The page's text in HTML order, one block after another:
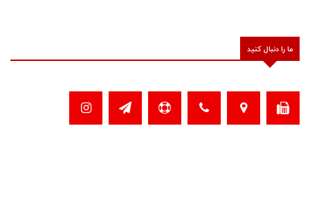
ما را دنبال کنید